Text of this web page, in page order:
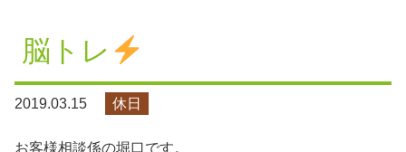
脳トレ
2019.03.15 休日
お客様相談係の堀口です。